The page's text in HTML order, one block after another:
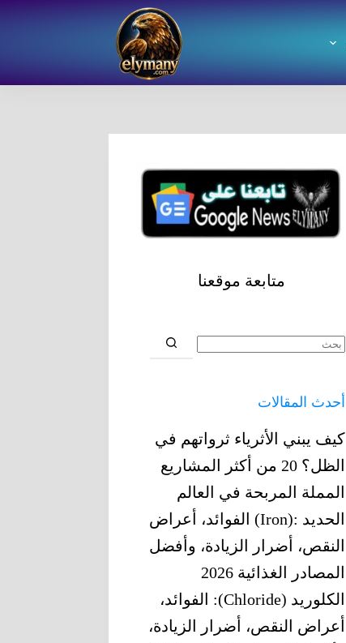
متابعة موقعنا
أحدث المقالات
كيف يبني الأثرياء ثرواتهم في
الظل؟ 20 من أكثر المشاريع
المملة المربحة في العالم
الحديد‎ (Iron): ‎الفوائد، أعراض
النقص، أضرار الزيادة، وأفضل
المصادر الغذائية 2026
الكلوريد (Chloride): الفوائد،
أعراض النقص، أضرار الزيادة،